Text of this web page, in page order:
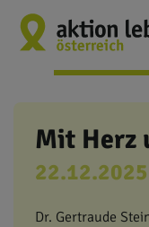
Mit Herz
22.12.2025
Dr. Gertraude